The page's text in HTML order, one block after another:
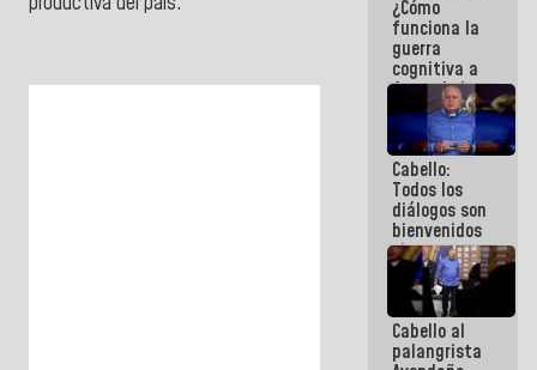
energético
¿Cómo
funciona la
guerra
cognitiva a
favor de la
narrativa
hegemónica?
(1)
Cabello:
Todos los
diálogos son
bienvenidos
siempre que
estén en el
marco de la
Constitución
de la
República
Cabello al
palangrista